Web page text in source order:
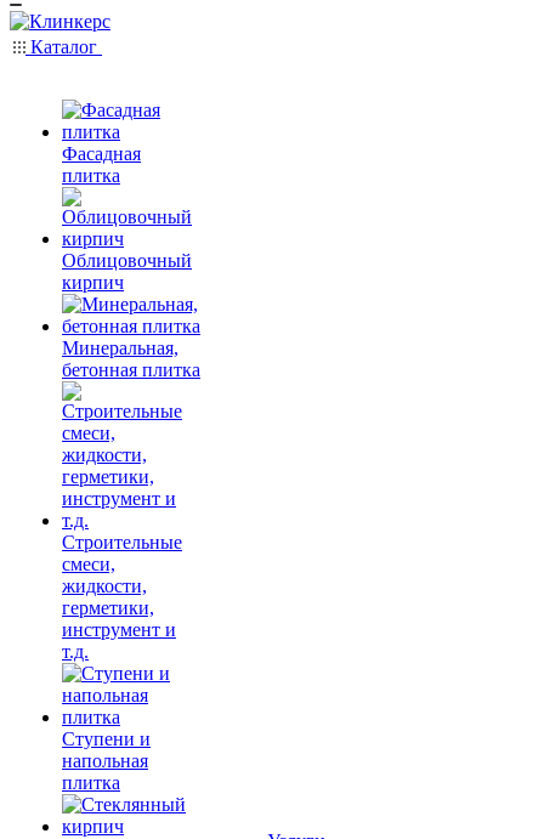
Каталог
Фасадная
плитка
Облицовочный
кирпич
Минеральная,
бетонная плитка
Строительные
смеси,
жидкости,
герметики,
инструмент и
т.д.
Ступени и
напольная
плитка